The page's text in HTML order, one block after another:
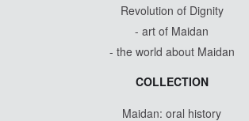
Revolution of Dignity
- art of Maidan
- the world about Maidan
COLLECTION
Maidan: oral history